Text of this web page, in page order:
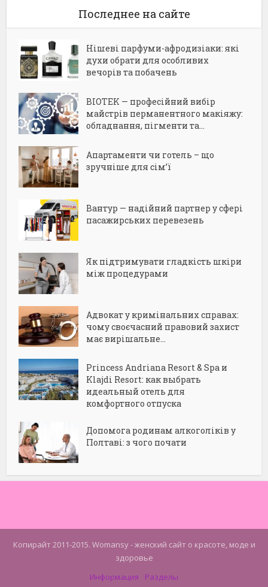
Последнее на сайте
Нішеві парфуми-афродизіаки: які
духи обрати для особливих
вечорів та побачень
BIOTEK — професійний вибір
майстрів перманентного макіяжу:
обладнання, пігменти та...
Апартаменти чи готель – що
зручніше для сім’ї
Вантур — надійний партнер у сфері
пасажирських перевезень
Як підтримувати гладкість шкіри
між процедурами
Адвокат у кримінальних справах:
чому своєчасний правовий захист
має вирішальне...
Princess Andriana Resort & Spa и
Klajdi Resort: как выбрать
идеальный отель для
комфортного отпуска
Допомога родинам алкоголіків у
Полтаві: з чого почати
Копирайт 2011-2015. Womansy - женский сайт о красоте, моде и
здоровье
Информация
Разделы